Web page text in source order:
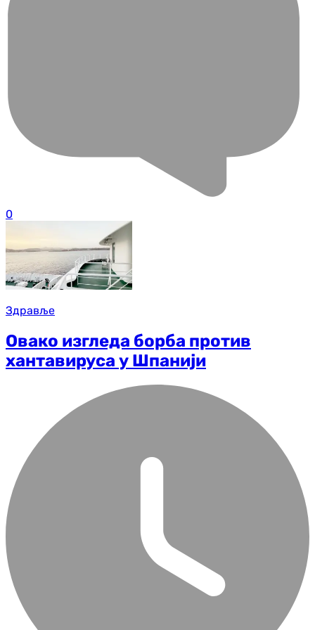
0
Здравље
Овако изгледа борба против
хантавируса у Шпанији